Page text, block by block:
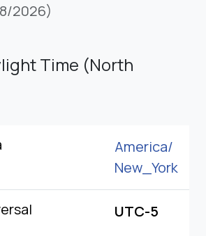
2026)
Time (North
America/
New_York
UTC-5